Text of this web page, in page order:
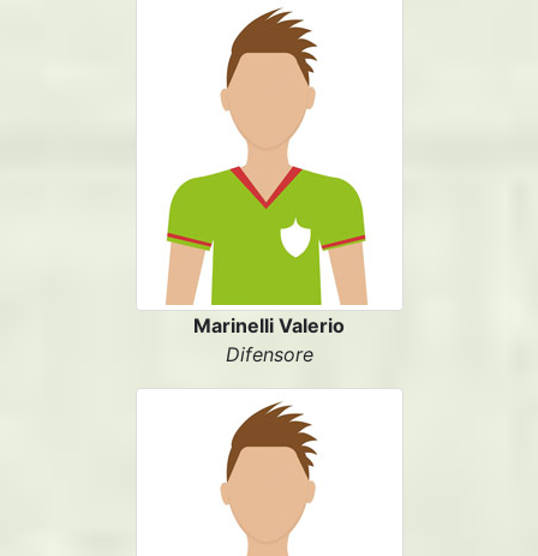
Marinelli Valerio
Difensore